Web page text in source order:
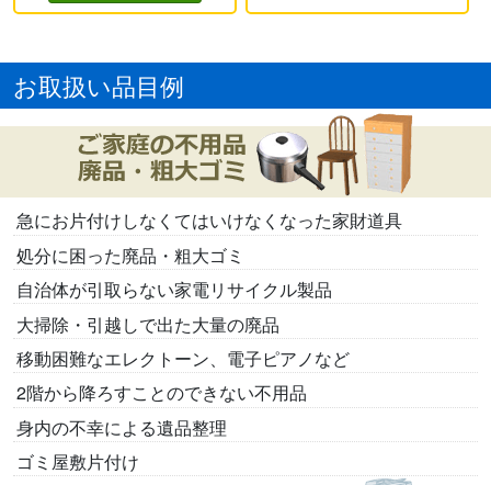
お取扱い品目例
急にお片付けしなくてはいけなくなった家財道具
処分に困った廃品・粗大ゴミ
自治体が引取らない家電リサイクル製品
大掃除・引越しで出た大量の廃品
移動困難なエレクトーン、電子ピアノなど
2階から降ろすことのできない不用品
身内の不幸による遺品整理
ゴミ屋敷片付け